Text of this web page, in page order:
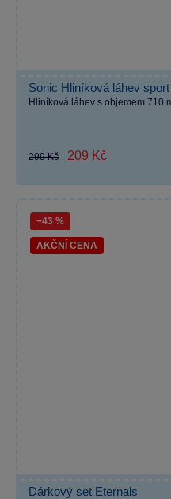
Sonic Hliníková láhev
Hliníková láhev s objemem 710
299 Kč 209 Kč
−43 %
AKČNÍ CENA
Dárkový set Eternals